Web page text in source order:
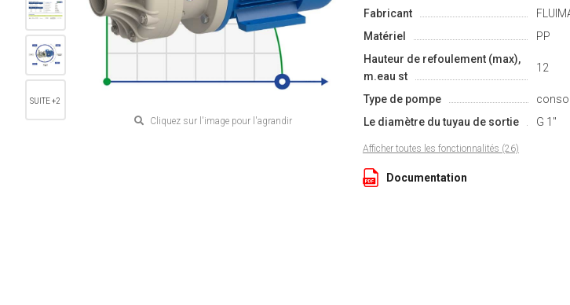
Cliquez sur l'image pour l'agrandir
SUITE +2
Fabricant
Matériel
PP
Hauteur de refoulement (max),
m.eau st
12
Type de pompe
Le diamètre du tuyau de sortie
G 1"
Afficher toutes les fonctionnalités (26)
Documentation